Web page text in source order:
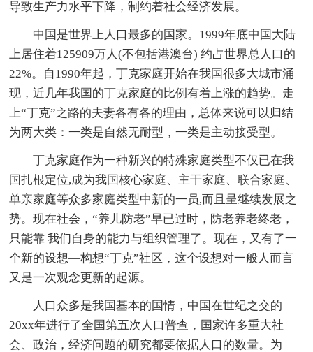
导致生产力水平下降，制约着社会经济发展。
中国是世界上人口最多的国家。1999年底中国大陆
上居住着125909万人(不包括港澳台) 约占世界总人口的
22%。自1990年起，丁克家庭开始在我国很多大城市涌
现，近几年我国的丁克家庭的比例有着上涨的趋势。走
上“丁克”之路的夫妻各有各的理由，总体来说可以归结
为两大类：一类是自然无耐型，一类是主动接受型。
丁克家庭作为一种新兴的特殊家庭类型不仅已在我
国扎根定位,成为我国核心家庭、主干家庭、联合家庭、
单亲家庭等众多家庭类型中新的一员,而且呈继续发展之
势。现在社会，“养儿防老”早已过时，防老养老终老，
只能靠 我们自身的能力与组织管理了。现在，又有了一
个新的设想—构想“丁克”社区，这个设想对一般人而言
又是一次观念更新的起源。
人口众多是我国基本的国情，中国在世纪之交的
20xx年进行了全国第五次人口普查，国家许多重大社
会、政治，经济问题的研究都要依据人口的数量。为